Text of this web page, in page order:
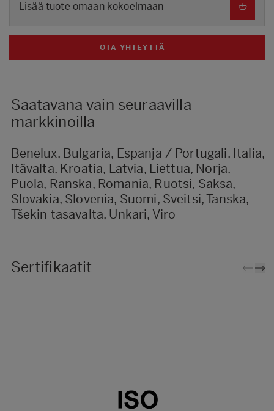
Lisää tuote omaan kokoelmaan
OTA YHTEYTTÄ
Saatavana vain seuraavilla
markkinoilla
Benelux, Bulgaria, Espanja / Portugali, Italia,
Itävalta, Kroatia, Latvia, Liettua, Norja,
Puola, Ranska, Romania, Ruotsi, Saksa,
Slovakia, Slovenia, Suomi, Sveitsi, Tanska,
Tšekin tasavalta, Unkari, Viro
Sertifikaatit